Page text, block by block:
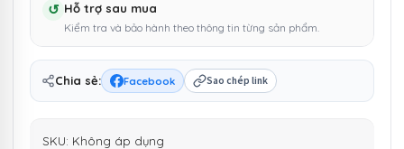
lượng
↺ Hỗ trợ sau mua
Kiểm tra và bảo hành theo thông tin từng sản phẩm.
Chia sẻ: Facebook Sao chép link
SKU: Không áp dụng